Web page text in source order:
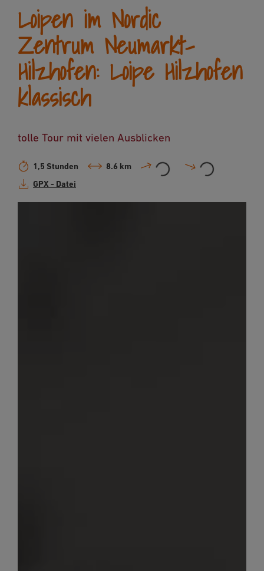
Loipen im Nordic
Zentrum Neumarkt-
Hilzhofen: Loipe Hilzhofen
klassisch
tolle Tour mit vielen Ausblicken
1,5 Stunden
8.6 km
GPX - Datei